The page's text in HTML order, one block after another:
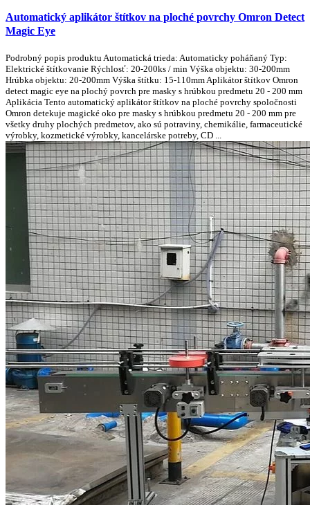
Automatický aplikátor štítkov na ploché povrchy Omron Detect
Magic Eye
Podrobný popis produktu Automatická trieda: Automaticky poháňaný Typ:
Elektrické štítkovanie Rýchlosť: 20-200ks / min Výška objektu: 30-200mm
Hrúbka objektu: 20-200mm Výška štítku: 15-110mm Aplikátor štítkov Omron
detect magic eye na plochý povrch pre masky s hrúbkou predmetu 20 - 200 mm
Aplikácia Tento automatický aplikátor štítkov na ploché povrchy spoločnosti
Omron detekuje magické oko pre masky s hrúbkou predmetu 20 - 200 mm pre
všetky druhy plochých predmetov, ako sú potraviny, chemikálie, farmaceutické
výrobky, kozmetické výrobky, kancelárske potreby, CD ...